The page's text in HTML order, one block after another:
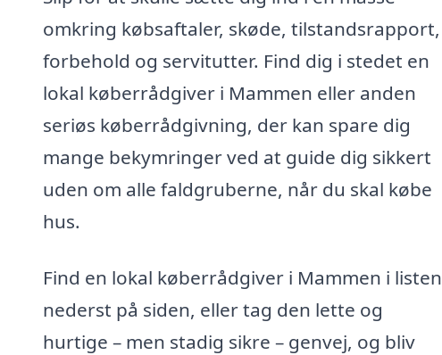
omkring købsaftaler, skøde, tilstandsrapport,
forbehold og servitutter. Find dig i stedet en
lokal køberrådgiver i Mammen eller anden
seriøs køberrådgivning, der kan spare dig
mange bekymringer ved at guide dig sikkert
uden om alle faldgruberne, når du skal købe
hus.
Find en lokal køberrådgiver i Mammen i listen
nederst på siden, eller tag den lette og
hurtige – men stadig sikre – genvej, og bliv